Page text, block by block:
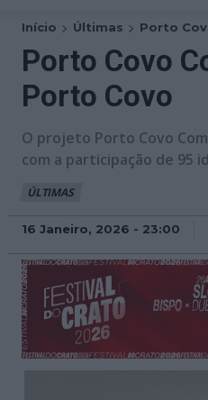
Início Últimas Porto
Porto Covo
Porto Covo
O projeto Porto Covo
com a participação de 95
ÚLTIMAS
16 Janeiro, 2026 - 23:00